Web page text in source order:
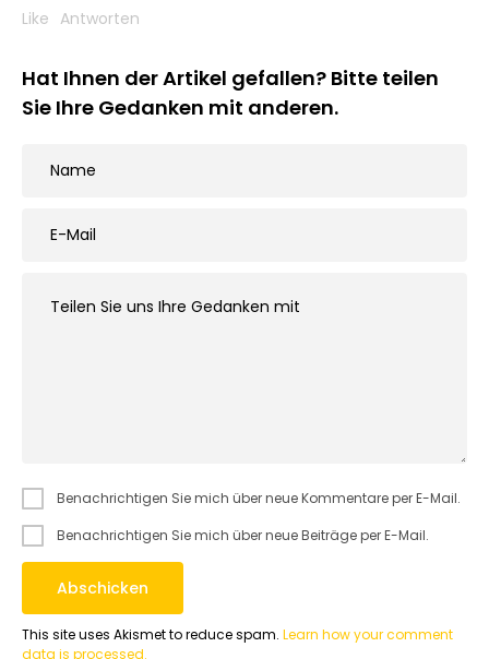
Like Antworten
Hat Ihnen der Artikel gefallen? Bitte teilen
Sie Ihre Gedanken mit anderen.
Benachrichtigen Sie mich über neue Kommentare per E-Mail.
Benachrichtigen Sie mich über neue Beiträge per E-Mail.
This site uses Akismet to reduce spam. Learn how your comment
data is processed.